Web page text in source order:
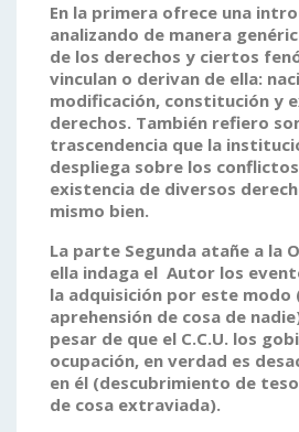
En la primera ofrece una
analizando de manera
de los derechos y ciertos
vinculan o derivan de ella:
modificación, constitución y
derechos. También refiero
trascendencia que la
despliega sobre los
existencia de diversos
mismo bien.
La parte Segunda atañe a la
ella indaga el Autor los
la adquisición por este modo
aprehensión de cosa de
pesar de que el C.C.U. los
ocupación, en verdad es
en él (descubrimiento de
de cosa extraviada).